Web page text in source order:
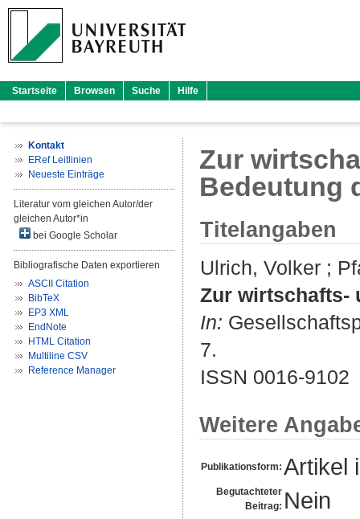
Startseite Browsen Suche Hilfe
Kontakt
ERef Leitlinien
Neueste Einträge
Literatur vom gleichen Autor/der
gleichen Autor*in
bei Google Scholar
Bibliografische Daten exportieren
ASCII Citation
BibTeX
EP3 XML
EndNote
HTML Citation
Multiline CSV
Reference Manager
Zur
Bedeutung
Titelangaben
Ulrich, Volker ;
Zur wirtschafts-
In:
7.
ISSN 0016-9102
Weitere
Publikationsform: Artikel
Begutachteter
Beitrag: Nein